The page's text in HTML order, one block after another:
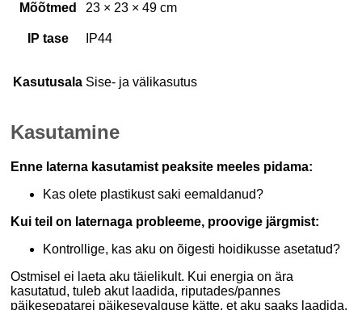
Mõõtmed
23 × 23 × 49 cm
IP tase IP44
Kasutusala Sise- ja välikasutus
Kasutamine
Enne laterna kasutamist peaksite meeles pidama:
Kas olete plastikust saki eemaldanud?
Kui teil on laternaga probleeme, proovige järgmist:
Kontrollige, kas aku on õigesti hoidikusse asetatud?
Ostmisel ei laeta aku täielikult. Kui energia on ära
kasutatud, tuleb akut laadida, riputades/pannes
päikesepatarei päikesevalguse kätte, et aku saaks laadida.